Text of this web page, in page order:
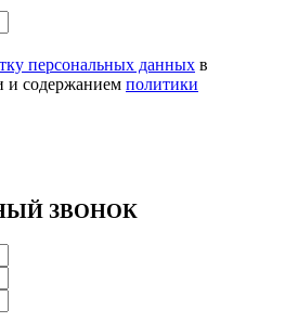
персональных данных в
и содержанием политики
ЗВОНОК